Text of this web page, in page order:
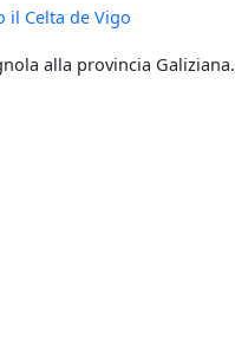
il Celta de Vigo
alla provincia Galiziana.